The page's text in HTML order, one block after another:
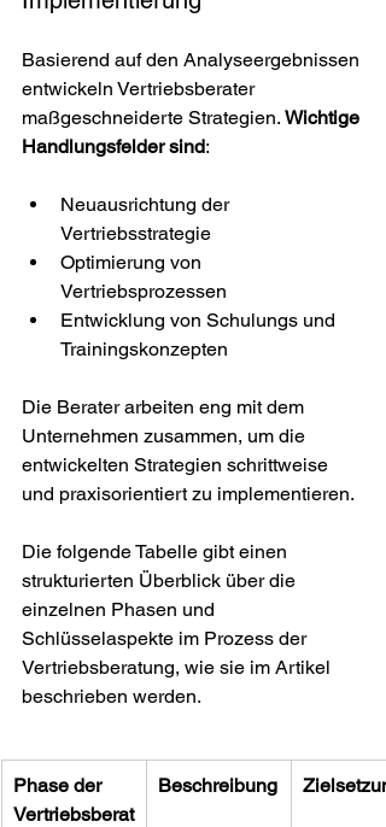
Basierend auf den Analyseergebnissen
entwickeln Vertriebsberater
maßgeschneiderte Strategien. Wichtige
Handlungsfelder sind:
Neuausrichtung der
Vertriebsstrategie
Optimierung von
Vertriebsprozessen
Entwicklung von Schulungs und
Trainingskonzepten
Die Berater arbeiten eng mit dem
Unternehmen zusammen, um die
entwickelten Strategien schrittweise
und praxisorientiert zu implementieren.
Die folgende Tabelle gibt einen
strukturierten Überblick über die
einzelnen Phasen und
Schlüsselaspekte im Prozess der
Vertriebsberatung, wie sie im Artikel
beschrieben werden.
Phase der
Vertriebsberat
Beschreibung